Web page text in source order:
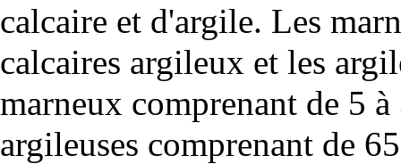
calcaire et d'argile. Les
calcaires argileux et les
marneux comprenant de 5
argileuses comprenant de